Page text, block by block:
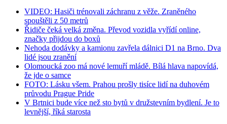
VIDEO: Hasiči trénovali záchranu z věže. Zraněného
spouštěli z 50 metrů
Řidiče čeká velká změna. Převod vozidla vyřídí online,
značky přijdou do boxů
Nehoda dodávky a kamionu zavřela dálnici D1 na Brno. Dva
lidé jsou zranění
Olomoucká zoo má nové lemuří mládě. Bílá hlava napovídá,
že jde o samce
FOTO: Lásku všem. Prahou prošly tisíce lidí na duhovém
průvodu Prague Pride
V Brtnici bude více než sto bytů v družstevním bydlení. Je to
levnější, říká starosta